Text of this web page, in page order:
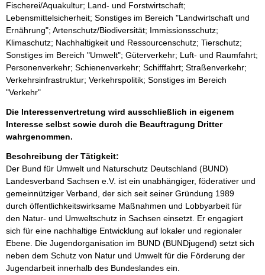
Fischerei/Aquakultur; Land- und Forstwirtschaft;
Lebensmittelsicherheit; Sonstiges im Bereich "Landwirtschaft und
Ernährung"; Artenschutz/Biodiversität; Immissionsschutz;
Klimaschutz; Nachhaltigkeit und Ressourcenschutz; Tierschutz;
Sonstiges im Bereich "Umwelt"; Güterverkehr; Luft- und Raumfahrt;
Personenverkehr; Schienenverkehr; Schifffahrt; Straßenverkehr;
Verkehrsinfrastruktur; Verkehrspolitik; Sonstiges im Bereich
"Verkehr"
Die Interessenvertretung wird ausschließlich in eigenem
Interesse selbst sowie durch die Beauftragung Dritter
wahrgenommen.
Beschreibung der Tätigkeit:
Der Bund für Umwelt und Naturschutz Deutschland (BUND)
Landesverband Sachsen e.V. ist ein unabhängiger, föderativer und
gemeinnütziger Verband, der sich seit seiner Gründung 1989
durch öffentlichkeitswirksame Maßnahmen und Lobbyarbeit für
den Natur- und Umweltschutz in Sachsen einsetzt. Er engagiert
sich für eine nachhaltige Entwicklung auf lokaler und regionaler
Ebene. Die Jugendorganisation im BUND (BUNDjugend) setzt sich
neben dem Schutz von Natur und Umwelt für die Förderung der
Jugendarbeit innerhalb des Bundeslandes ein.